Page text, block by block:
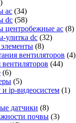
ac (34)
dc (58)
центробежные ac (8)
улитка dc (32)
(8)
вентиляторов (4)
(44)
(6)
(5)
и ip-видеосистем (1)
датчики (8)
почвы (3)